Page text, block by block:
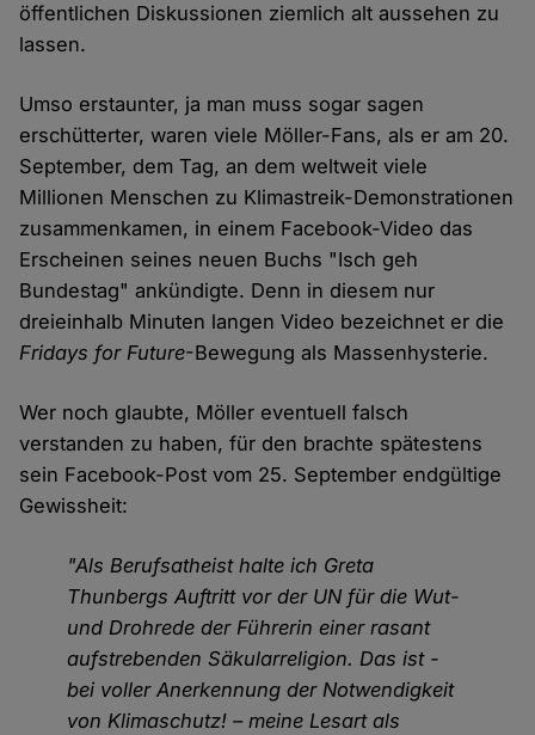
öffentlichen Diskussionen ziemlich alt aussehen zu
lassen.
Umso erstaunter, ja man muss sogar sagen
erschütterter, waren viele Möller-Fans, als er am 20.
September, dem Tag, an dem weltweit viele
Millionen Menschen zu Klimastreik-Demonstrationen
zusammenkamen, in einem Facebook-Video das
Erscheinen seines neuen Buchs "Isch geh
Bundestag" ankündigte. Denn in diesem nur
dreieinhalb Minuten langen Video bezeichnet er die
Fridays for Future-Bewegung als Massenhysterie.
Wer noch glaubte, Möller eventuell falsch
verstanden zu haben, für den brachte spätestens
sein Facebook-Post vom 25. September endgültige
Gewissheit:
"Als Berufsatheist halte ich Greta
Thunbergs Auftritt vor der UN für die Wut-
und Drohrede der Führerin einer rasant
aufstrebenden Säkularreligion. Das ist -
bei voller Anerkennung der Notwendigkeit
von Klimaschutz! – meine Lesart als